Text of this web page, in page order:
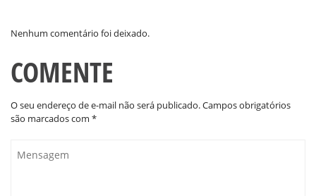
Nenhum comentário foi deixado.
COMENTE
O seu endereço de e-mail não será publicado.Campos obrigatórios
são marcados com *